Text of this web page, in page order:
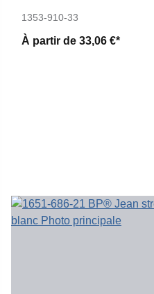
1353-910-33
À partir de 33,06 €*